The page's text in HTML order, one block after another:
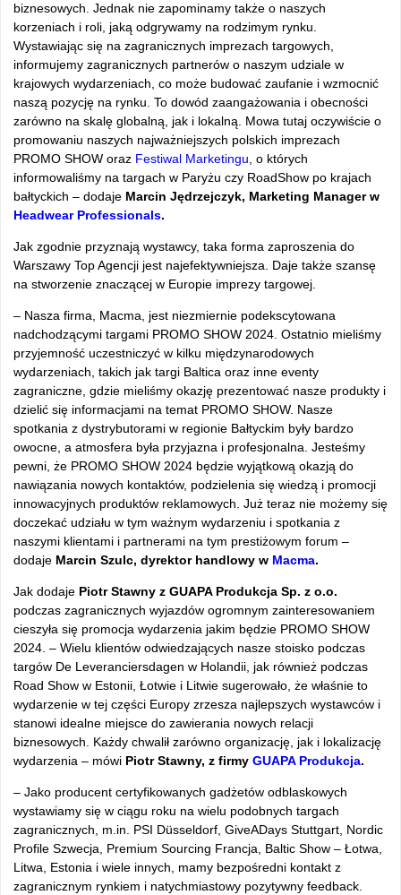
biznesowych. Jednak nie zapominamy także o naszych
korzeniach i roli, jaką odgrywamy na rodzimym rynku.
Wystawiając się na zagranicznych imprezach targowych,
informujemy zagranicznych partnerów o naszym udziale w
krajowych wydarzeniach, co może budować zaufanie i wzmocnić
naszą pozycję na rynku. To dowód zaangażowania i obecności
zarówno na skalę globalną, jak i lokalną. Mowa tutaj oczywiście o
promowaniu naszych najważniejszych polskich imprezach
PROMO SHOW oraz Festiwal Marketingu , o których
informowaliśmy na targach w Paryżu czy RoadShow po krajach
bałtyckich – dodaje Marcin Jędrzejczyk, Marketing Manager w
Headwear Professionals.
Jak zgodnie przyznają wystawcy, taka forma zaproszenia do
Warszawy Top Agencji jest najefektywniejsza. Daje także szansę
na stworzenie znaczącej w Europie imprezy targowej.
– Nasza firma, Macma, jest niezmiernie podekscytowana
nadchodzącymi targami PROMO SHOW 2024. Ostatnio mieliśmy
przyjemność uczestniczyć w kilku międzynarodowych
wydarzeniach, takich jak targi Baltica oraz inne eventy
zagraniczne, gdzie mieliśmy okazję prezentować nasze produkty i
dzielić się informacjami na temat PROMO SHOW. Nasze
spotkania z dystrybutorami w regionie Bałtyckim były bardzo
owocne, a atmosfera była przyjazna i profesjonalna. Jesteśmy
pewni, że PROMO SHOW 2024 będzie wyjątkową okazją do
nawiązania nowych kontaktów, podzielenia się wiedzą i promocji
innowacyjnych produktów reklamowych. Już teraz nie możemy się
doczekać udziału w tym ważnym wydarzeniu i spotkania z
naszymi klientami i partnerami na tym prestiżowym forum –
dodaje Marcin Szulc, dyrektor handlowy w Macma.
Jak dodaje Piotr Stawny z GUAPA Produkcja Sp. z o.o.
podczas zagranicznych wyjazdów ogromnym zainteresowaniem
cieszyła się promocja wydarzenia jakim będzie PROMO SHOW
2024. – Wielu klientów odwiedzających nasze stoisko podczas
targów De Leveranciersdagen w Holandii, jak również podczas
Road Show w Estonii, Łotwie i Litwie sugerowało, że właśnie to
wydarzenie w tej części Europy zrzesza najlepszych wystawców i
stanowi idealne miejsce do zawierania nowych relacji
biznesowych. Każdy chwalił zarówno organizację, jak i lokalizację
wydarzenia – mówi Piotr Stawny, z firmy GUAPA Produkcja.
– Jako producent certyfikowanych gadżetów odblaskowych
wystawiamy się w ciągu roku na wielu podobnych targach
zagranicznych, m.in. PSI Düsseldorf, GiveADays Stuttgart, Nordic
Profile Szwecja, Premium Sourcing Francja, Baltic Show – Łotwa,
Litwa, Estonia i wiele innych, mamy bezpośredni kontakt z
zagranicznym rynkiem i natychmiastowy pozytywny feedback.